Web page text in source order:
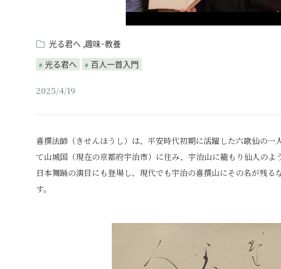
光る君へ 趣味･教養
光る君へ
百人一首入門
2025/4/19
喜撰法師（きせんほうし）は、平安時代初期に活躍した六歌仙の
て山城国（現在の京都府宇治市）に住み、宇治山に籠もり仙人の
日本舞踊の演目にも登場し、現代でも宇治の喜撰山にその名が残
す。